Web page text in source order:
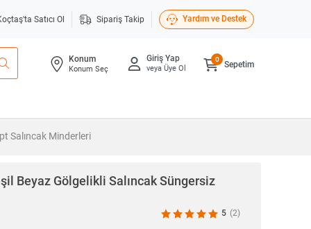
Satıcı Ol Sipariş Takip Yardım ve Destek
Konum
Konum Seç
Giriş Yap
veya Üye Ol Sepetim
0
Salıncak Minderleri
Beyaz Gölgelikli Salıncak Süngersiz
5 (2)